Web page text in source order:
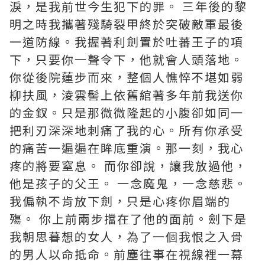
淚，是我前世今生犯下的罪。 三年後的黎
明之時我攜著殘騎裂甲終於突破敵軍最後
一道防線。我握著利劍置於吐蕃王子的項
下，只要你一聲令下，他就會人頭落地。
你從後院蓮步而來，整個人憔悴不堪如弱
柳扶風，淩雲髻上依舊綰著多年前我送你
的金釵。只是那微微隆起的小腹卻如同一
把利刃深深地刺痛了我的心。所有你承受
的痛苦一遍遍在眸底重演。那一刻，我心
疼的將要窒息。 而你卻說，讓我放過他，
他是孩子的父王。 一念魔鬼，一念慈悲。
我偏執不肯放下劍，只是心疼你眉端的
殤。 你上前兩步擋在了他的面前。劍下是
我朝思暮想的女人，為了一個我恨之入骨
的男人以命抵命。前塵往事在視線裡一幕